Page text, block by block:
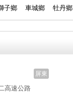
子鄉 車城鄉 牡丹鄉
屏東
高速公路